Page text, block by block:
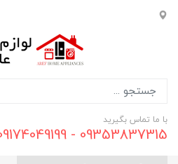
با ما تماس بگیرید
09353837315 - 09174049199